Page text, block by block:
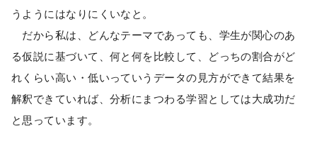
うようにはなりにくいなと。
だから私は、どんなテーマであっても、学生が関心のあ
る仮説に基づいて、何と何を比較して、どっちの割合がど
れくらい高い・低いっていうデータの見方ができて結果を
解釈できていれば、分析にまつわる学習としては大成功だ
と思っています。